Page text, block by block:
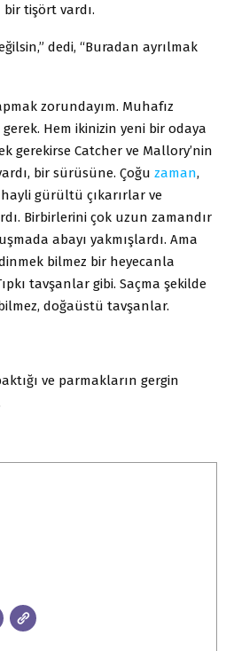
bir tişört vardı.
dedi, “Buradan ayrılmak
zorundayım. Muhafız
Hem ikinizin yeni bir odaya
gerekirse Catcher ve Mallory’nin
bir sürüsüne. Çoğu zaman,
gürültü çıkarırlar ve
Birbirlerini çok uzun zamandır
abayı yakmışlardı. Ama
bilmez bir heyecanla
tavşanlar gibi. Saçma şekilde
doğaüstü tavşanlar.
ve parmakların gergin